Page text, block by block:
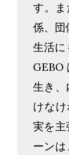
す。
係、
生活に
GEBO
生き
けな
実を
ーン